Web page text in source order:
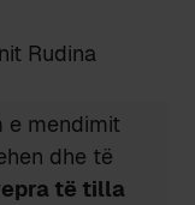
Rudina
e mendimit
dhe të
të tilla